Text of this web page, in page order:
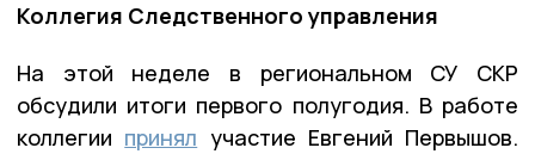
Коллегия Следственного управления
На этой неделе в региональном СУ СКР
обсудили итоги первого полугодия. В работе
коллегии принял участие Евгений Первышов.